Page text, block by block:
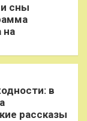
сны
на
в
рассказы